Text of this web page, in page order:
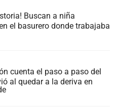
Buscan a niña
el basurero donde trabajaba
cuenta el paso a paso del
al quedar a la deriva en